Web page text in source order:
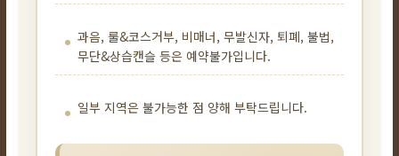
과음, 룰&코스거부, 비매너, 무발신자, 퇴폐, 불법,
무단&상습캔슬 등은 예약불가입니다.
일부 지역은 불가능한 점 양해 부탁드립니다.